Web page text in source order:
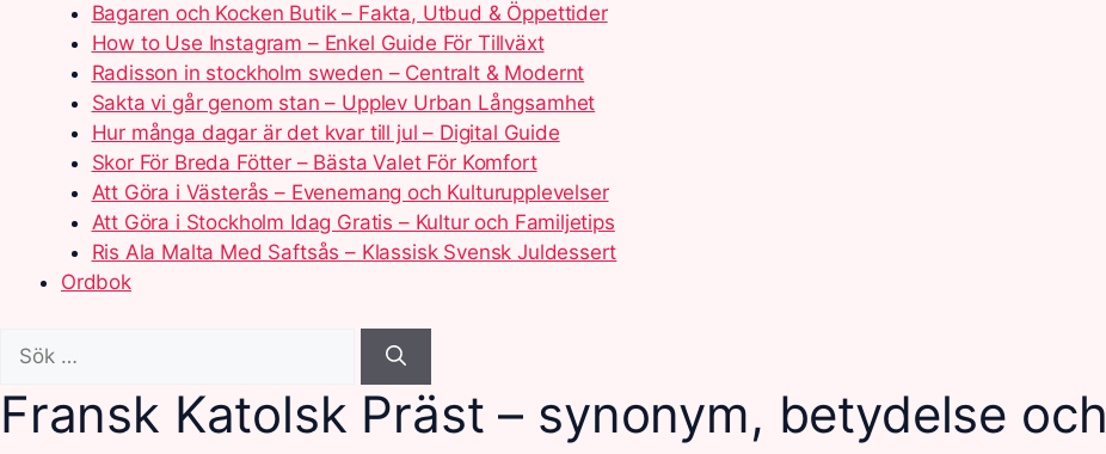
Bagaren och Kocken Butik – Fakta, Utbud & Öppettider
How to Use Instagram – Enkel Guide För Tillväxt
Radisson in stockholm sweden – Centralt & Modernt
Sakta vi går genom stan – Upplev Urban Långsamhet
Hur många dagar är det kvar till jul – Digital Guide
Skor För Breda Fötter – Bästa Valet För Komfort
Att Göra i Västerås – Evenemang och Kulturupplevelser
Att Göra i Stockholm Idag Gratis – Kultur och Familjetips
Ris Ala Malta Med Saftsås – Klassisk Svensk Juldessert
Ordbok
efter:
Fransk Katolsk Präst – synonym, betydelse och